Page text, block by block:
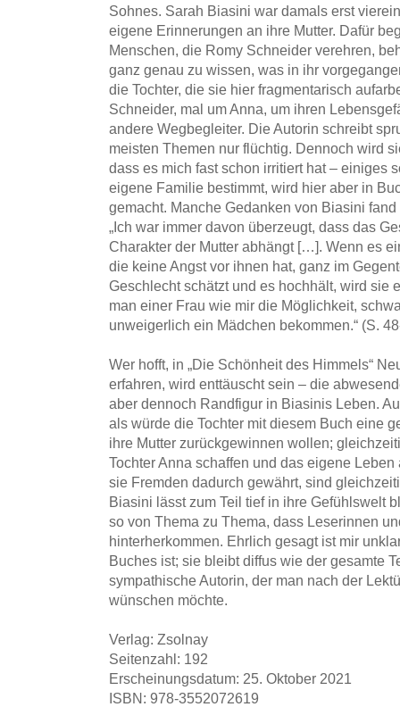
Sohnes. Sarah Biasini war damals erst
eigene Erinnerungen an ihre Mutter. Dafür
Menschen, die Romy Schneider verehren,
ganz genau zu wissen, was in ihr
die Tochter, die sie hier fragmentarisch
Schneider, mal um Anna, um ihren
andere Wegbegleiter. Die Autorin schreibt
meisten Themen nur flüchtig. Dennoch wird
dass es mich fast schon irritiert hat – einiges
eigene Familie bestimmt, wird hier aber in
gemacht. Manche Gedanken von Biasini
„Ich war immer davon überzeugt, dass das
Charakter der Mutter abhängt […]. Wenn es
die keine Angst vor ihnen hat, ganz im
Geschlecht schätzt und es hochhält, wird sie
man einer Frau wie mir die Möglichkeit,
unweigerlich ein Mädchen bekommen.“ (S.
Wer hofft, in „Die Schönheit des Himmels“
erfahren, wird enttäuscht sein – die
aber dennoch Randfigur in Biasinis Leben.
als würde die Tochter mit diesem Buch eine
ihre Mutter zurückgewinnen wollen;
Tochter Anna schaffen und das eigene
sie Fremden dadurch gewährt, sind
Biasini lässt zum Teil tief in ihre Gefühlswelt
so von Thema zu Thema, dass Leserinnen
hinterherkommen. Ehrlich gesagt ist mir
Buches ist; sie bleibt diffus wie der gesamte
sympathische Autorin, der man nach der
wünschen möchte.
Verlag: Zsolnay
Seitenzahl: 192
Erscheinungsdatum: 25. Oktober 2021
ISBN: ‎978-3552072619